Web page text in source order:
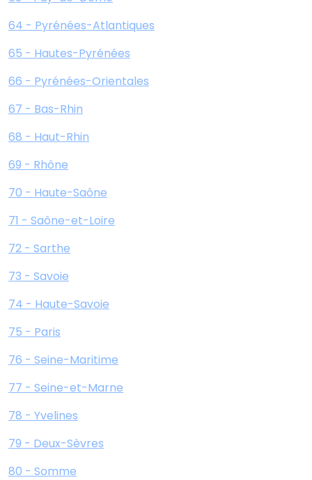
64 - Pyrénées-Atlantiques
65 - Hautes-Pyrénées
66 - Pyrénées-Orientales
67 - Bas-Rhin
68 - Haut-Rhin
69 - Rhône
70 - Haute-Saône
71 - Saône-et-Loire
72 - Sarthe
73 - Savoie
74 - Haute-Savoie
75 - Paris
76 - Seine-Maritime
77 - Seine-et-Marne
78 - Yvelines
79 - Deux-Sèvres
80 - Somme